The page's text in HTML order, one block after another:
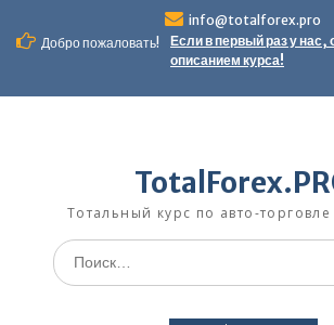
содержимому
info@totalforex.pro
Добро пожаловать!
Если в первый раз у нас,
описанием курса!
Тотальный курс по авто-
Искать: